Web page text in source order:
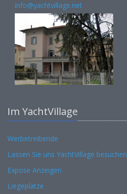
info@yachtvillage.net
Im YachtVillage
Werbetreibende
Lassen Sie uns YachtVillage besuchen
Expose Anzeigen
Liegeplätze